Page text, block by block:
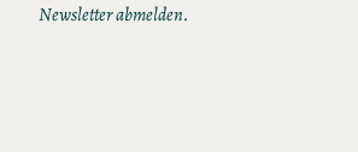
Newsletter abmelden.